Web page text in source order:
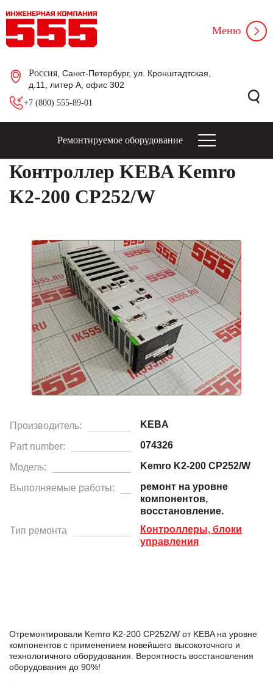
Россия , Санкт-Петербург, ул. Кронштадтская,
д.11, литер А, офис 302
+7 (800) 555-89-01
Меню
Ремонтируемое оборудование
Контроллер KEBA Kemro
K2-200 CP252/W
Производитель: KEBA
Part number: 074326
Модель: Kemro K2-200 CP252/W
Выполняемые работы:
ремонт на уровне
компонентов,
восстановление.
Тип ремонта
Контроллеры, блоки
управления
Отремонтировали Kemro K2-200 CP252/W от KEBA на уровне
компонентов с применением новейшего высокоточного и
технологичного оборудования. Вероятность восстановления
оборудования до 90%!